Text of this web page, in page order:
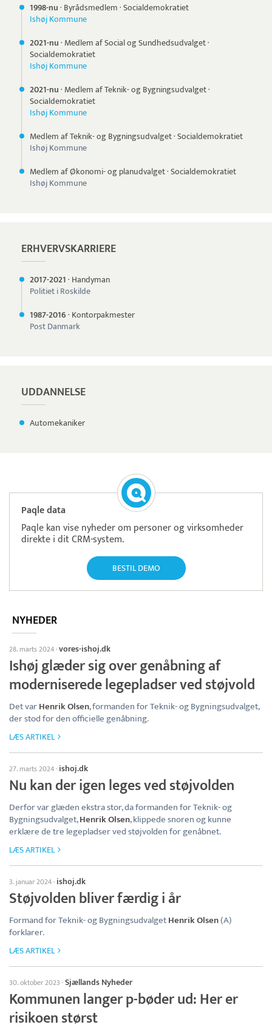
1998-nu· Byrådsmedlem·Socialdemokratiet
Ishøj Kommune
2021-nu· Medlem af Social og Sundhedsudvalget·
Socialdemokratiet
Ishøj Kommune
2021-nu· Medlem af Teknik- og Bygningsudvalget·
Socialdemokratiet
Ishøj Kommune
Medlem af Teknik- og Bygningsudvalget·Socialdemokratiet
Ishøj Kommune
Medlem af Økonomi- og planudvalget·Socialdemokratiet
Ishøj Kommune
ERHVERVSKARRIERE
2017-2021· Handyman
Politiet i Roskilde
1987-2016· Kontorpakmester
Post Danmark
UDDANNELSE
Automekaniker
Paqle data
Paqle kan vise nyheder om personer og virksomheder
direkte i dit CRM-system.
BESTIL DEMO
NYHEDER
28. marts 2024·vores-ishoj.dk
Ishøj glæder sig over genåbning af
moderniserede legepladser ved støjvold
Det varHenrik Olsen, formanden for Teknik- og Bygningsudvalget,
der stod for den officielle genåbning.
LÆS ARTIKEL
27. marts 2024· ishoj.dk
Nu kan der igen leges ved støjvolden
Derfor var glæden ekstra stor, da formanden for Teknik- og
Bygningsudvalget,Henrik Olsen, klippede snoren og kunne
erklære de tre legepladser ved støjvolden for genåbnet.
LÆS ARTIKEL
3. januar 2024· ishoj.dk
Støjvolden bliver færdig i år
Formand for Teknik- og BygningsudvalgetHenrik Olsen(A)
forklarer.
LÆS ARTIKEL
30. oktober 2023 ·Sjællands Nyheder
Kommunen langer p-bøder ud: Her er
risikoen størst